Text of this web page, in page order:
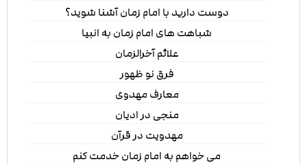
دوست دارید با امام زمان آشنا شوید؟
شباهت های امام زمان به انبیا
علائم آخرالزمان
فرق نو ظهور
معارف مهدوی
منجی در ادیان
مهدویت در قرآن
می خواهم به امام زمان خدمت کنم